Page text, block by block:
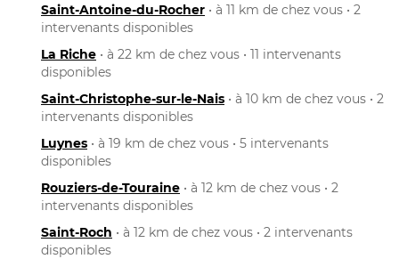
Saint-Antoine-du-Rocher • à 11 km de chez vous • 2
intervenants disponibles
La Riche • à 22 km de chez vous • 11 intervenants
disponibles
Saint-Christophe-sur-le-Nais • à 10 km de chez vous • 2
intervenants disponibles
Luynes • à 19 km de chez vous • 5 intervenants
disponibles
Rouziers-de-Touraine • à 12 km de chez vous • 2
intervenants disponibles
Saint-Roch • à 12 km de chez vous • 2 intervenants
disponibles